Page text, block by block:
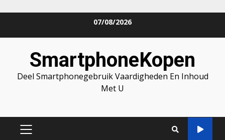
07/08/2026
SmartphoneKopen
Deel Smartphonegebruik Vaardigheden En Inhoud
Met U
PRIMARY